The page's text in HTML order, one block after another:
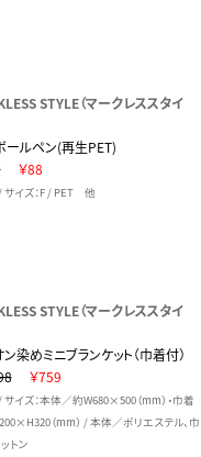
STYLE（マークレススタイ
ールペン(再生PET)
￥88
サイズ：F / PET 他
STYLE（マークレススタイ
染めミニブランケット（巾着付）
￥759
イズ：本体／約W680×500（mm）・巾着
（mm） / 本体／ポリエステル、巾
トン